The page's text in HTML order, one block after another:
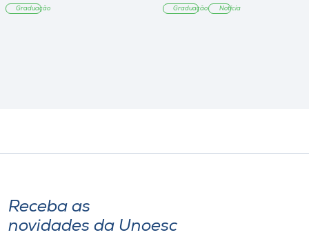
Graduação Graduação Notícia
Receba as
novidades da Unoesc